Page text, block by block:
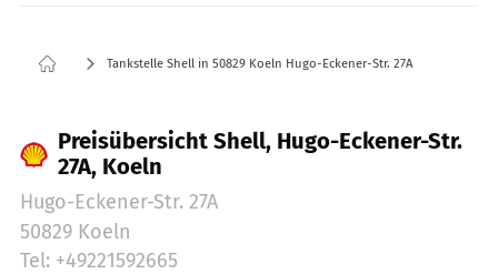
Tankstelle Shell in 50829 Koeln Hugo-Eckener-Str. 27A
Preisübersicht Shell, Hugo-Eckener-Str.
27A, Koeln
Hugo-Eckener-Str. 27A
50829 Koeln
Tel: +49221592665